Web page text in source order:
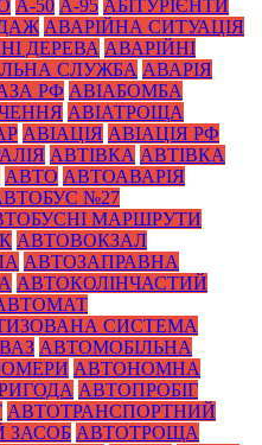
А-50 А-95 АБІТУРІЄНТИ
АВАРІЙНА СИТУАЦІЯ
ДЕРЕВА АВАРІЙНІ
СЛУЖБА АВАРІЯ
РФ АВІАБОМБА
АВІАТРОЩА
АВІАЦІЯ АВІАЦІЯ РФ
АВТІВКА АВТІВКА
АВТО АВТОАВАРІЯ
№27
МАРШРУТИ
АВТОВОКЗАЛ
АВТОЗАПРАВНА
АВТОКОЛІНЧАСТИЙ
СИСТЕМА
АВТОМОБІЛЬНА
АВТОНОМНА
АВТОПРОБІГ
АВТОТРАНСПОРТНИЙ
ЗАСОБ АВТОТРОЩА